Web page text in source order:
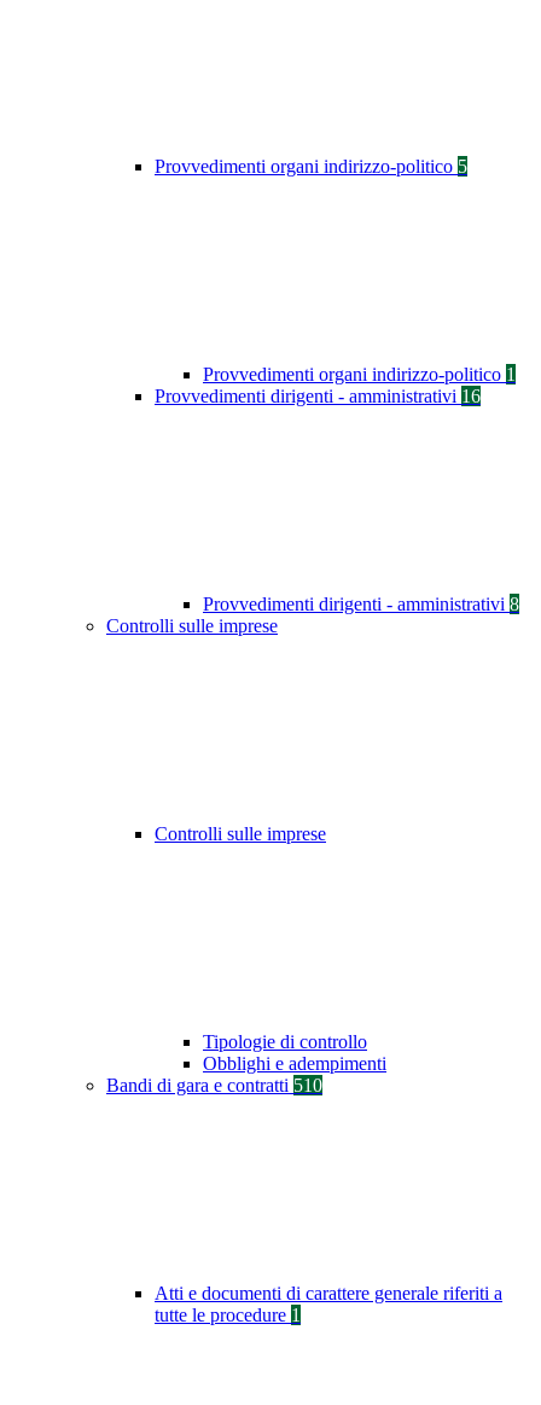
Provvedimenti organi indirizzo-politico 5
Provvedimenti organi indirizzo-politico 1
Provvedimenti dirigenti - amministrativi 16
Provvedimenti dirigenti - amministrativi 8
Controlli sulle imprese
Controlli sulle imprese
Tipologie di controllo
Obblighi e adempimenti
Bandi di gara e contratti 510
Atti e documenti di carattere generale riferiti a
tutte le procedure 1